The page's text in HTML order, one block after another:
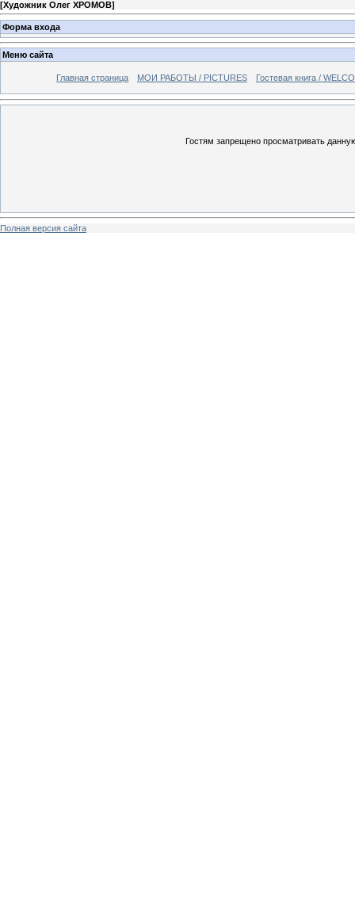
[Художник Олег ХРОМОВ]
Форма входа
Меню сайта
Главная страница МОИ РАБОТЫ / PICTURES Гостевая книга /
Гостям запрещено просматривать
Полная версия сайта